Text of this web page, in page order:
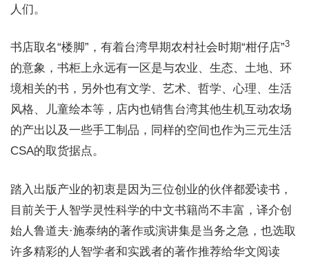
人们。
书店取名“楼脚”，有着台湾早期农村社会时期“柑仔店”3
的意象，书柜上永远有一区是与农业、生态、土地、环
境相关的书，另外也有文学、艺术、哲学、心理、生活
风格、儿童绘本等，店内也销售台湾其他生机互动农场
的产出以及一些手工制品，同样的空间也作为三元生活
CSA的取货据点。
踏入出版产业的初衷是因为三位创业的伙伴都爱读书，
目前关于人智学灵性科学的中文书籍尚不丰富，译介创
始人鲁道夫·施泰纳的著作或演讲集是当务之急，也选取
许多精彩的人智学者和实践者的著作推荐给华文阅读